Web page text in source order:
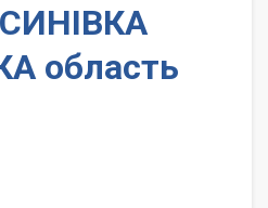
СИНІВКА
область